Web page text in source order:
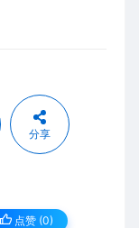
分享
点赞 (0)